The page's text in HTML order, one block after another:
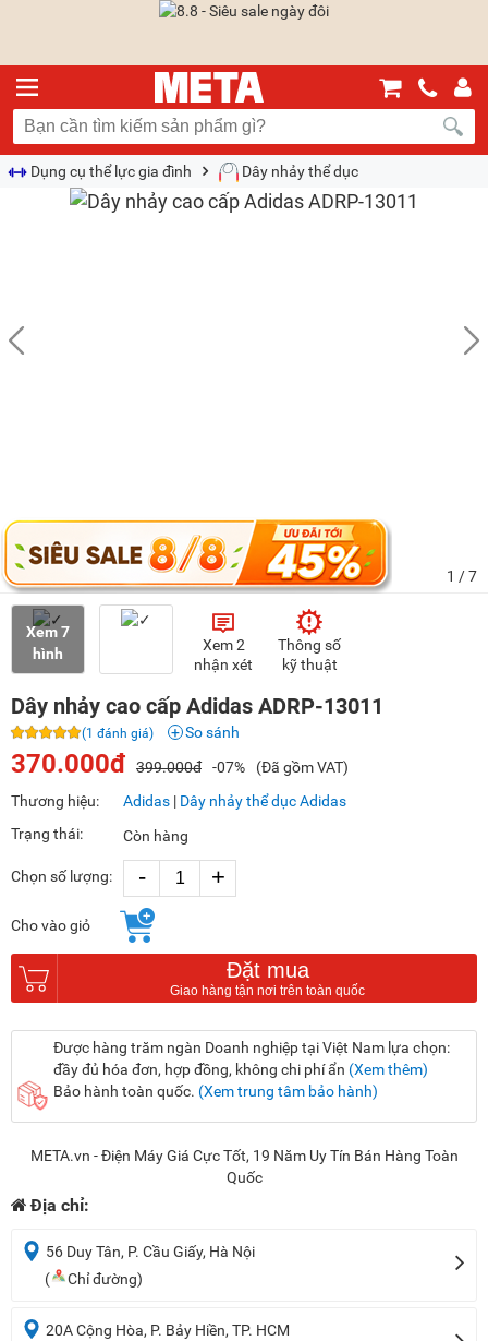
Dụng cụ thể lực gia đình Dây nhảy thể dục
1 / 7
Xem 7
hình
Xem 2
nhận xét
Thông số
kỹ thuật
Dây nhảy cao cấp Adidas ADRP-13011
(1 đánh giá) So sánh
370.000đ 399.000đ -07%
(Đã gồm VAT)
Thương hiệu:
Adidas | Dây nhảy thể dục Adidas
Trạng thái:
Còn hàng
Chọn số lượng: - +
Cho vào giỏ
Đặt mua
Được hàng trăm ngàn Doanh nghiệp tại Việt Nam lựa chọn:
đầy đủ hóa đơn, hợp đồng, không chi phí ẩn (Xem thêm)
Bảo hành toàn quốc. (Xem trung tâm bảo hành)
META.vn - Điện Máy Giá Cực Tốt, 19 Năm Uy Tín Bán Hàng Toàn
Quốc
Địa chỉ:
56 Duy Tân, P. Cầu Giấy, Hà Nội
(
Chỉ đường)
20A Cộng Hòa, P. Bảy Hiền, TP. HCM